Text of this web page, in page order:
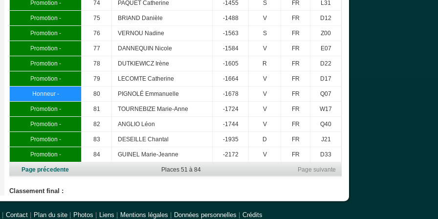
Promotion - 74 PAQUET Catherine -1455 S FR L31
Promotion - 75 BRIAND Danièle -1488 V FR D12
Promotion - 76 VERNOU Nadine -1563 S FR Z00
Promotion - 77 DANNEQUIN Nicole -1584 V FR E07
Promotion - 78 DUTKIEWICZ Irène -1605 R FR D22
Promotion - 79 LECOMTE Catherine -1664 V FR D17
Honneur - 80 PIGNOLÉ Emmanuelle -1678 V FR Q07
Promotion - 81 TOURNEBIZE Marie-Anne -1724 V FR W17
Promotion - 82 ANGLIO Léon -1744 V FR Q40
Promotion - 83 DESEILLE Chantal -1935 D FR J21
Promotion - 84 GUINEL Marie-Jeanne -2172 V FR D33
Page précedente Places 51 à 84 Page suivante
Classement final :
Contact Plan du site Photos Liens Mentions légales Données personnelles Crédits